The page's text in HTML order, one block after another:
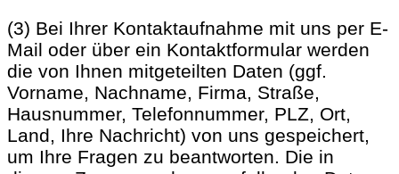
(3) Bei Ihrer Kontaktaufnahme mit uns per E-
Mail oder über ein Kontaktformular werden
die von Ihnen mitgeteilten Daten (ggf.
Vorname, Nachname, Firma, Straße,
Hausnummer, Telefonnummer, PLZ, Ort,
Land, Ihre Nachricht) von uns gespeichert,
um Ihre Fragen zu beantworten. Die in